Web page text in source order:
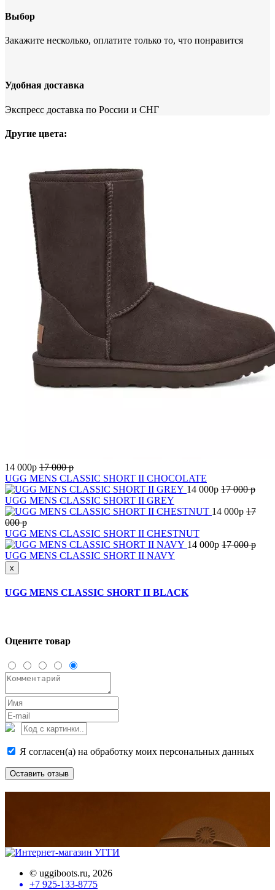
Выбор
Закажите несколько, оплатите только то, что понравится
Удобная доставка
Экспресс доставка по России и СНГ
Другие цвета:
14 000p 17 000 p
UGG MENS CLASSIC SHORT II CHOCOLATE
14 000p 17 000 p
UGG MENS CLASSIC SHORT II GREY
14 000p 17
000 p
UGG MENS CLASSIC SHORT II CHESTNUT
14 000p 17 000 p
UGG MENS CLASSIC SHORT II NAVY
x
UGG MENS CLASSIC SHORT II BLACK
Оцените товар
Я согласен(а) на обработку моих персональных данных
Оставить отзыв
© uggiboots.ru, 2026
+7 925-133-8775